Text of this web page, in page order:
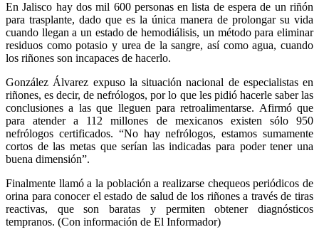
En Jalisco hay dos mil 600 personas en lista de espera de un riñón
para trasplante, dado que es la única manera de prolongar su vida
cuando llegan a un estado de hemodiálisis, un método para eliminar
residuos como potasio y urea de la sangre, así como agua, cuando
los riñones son incapaces de hacerlo.
González Álvarez expuso la situación nacional de especialistas en
riñones, es decir, de nefrólogos, por lo que les pidió hacerle saber las
conclusiones a las que lleguen para retroalimentarse. Afirmó que
para atender a 112 millones de mexicanos existen sólo 950
nefrólogos certificados. “No hay nefrólogos, estamos sumamente
cortos de las metas que serían las indicadas para poder tener una
buena dimensión”.
Finalmente llamó a la población a realizarse chequeos periódicos de
orina para conocer el estado de salud de los riñones a través de tiras
reactivas, que son baratas y permiten obtener diagnósticos
tempranos. (Con información de El Informador)